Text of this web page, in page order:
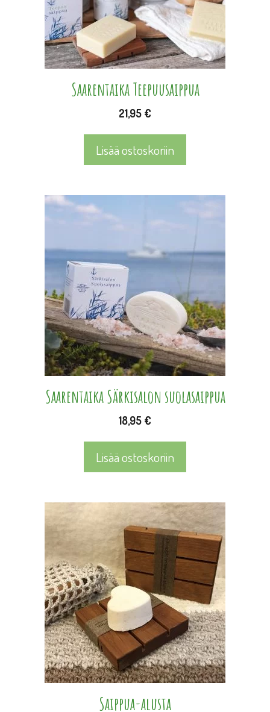
Saarentaika Teepuusaippua
21,95 €
Lisää ostoskoriin
Saarentaika Särkisalon suolasaippua
18,95 €
Lisää ostoskoriin
Saippua-alusta
tuotteella
useampi
muunnelma.
tehdä
valinnat
tuotteen
sivulla.